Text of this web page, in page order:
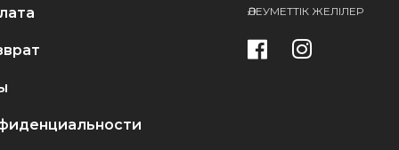
ӘЛЕУМЕТТІК ЖЕЛІЛЕР